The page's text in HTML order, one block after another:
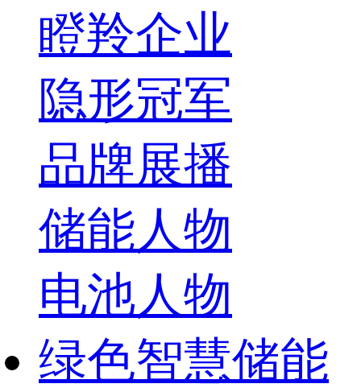
瞪羚企业
隐形冠军
品牌展播
储能人物
电池人物
绿色智慧储能